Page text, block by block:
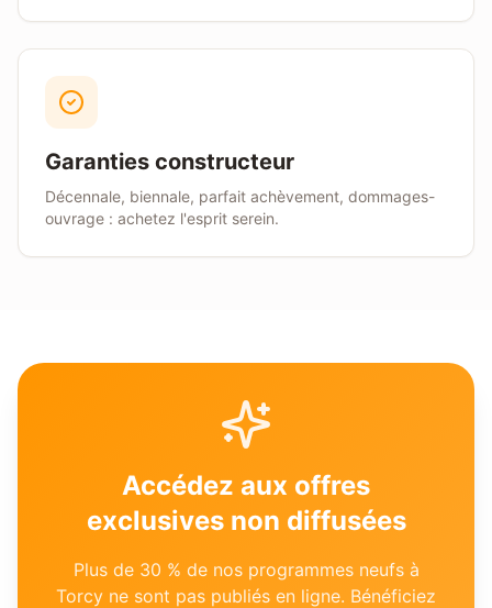
Garanties constructeur
Décennale, biennale, parfait achèvement, dommages-
ouvrage : achetez l'esprit serein.
Accédez aux offres
exclusives non diffusées
Plus de 30 % de nos programmes neufs à
Torcy ne sont pas publiés en ligne. Bénéficiez